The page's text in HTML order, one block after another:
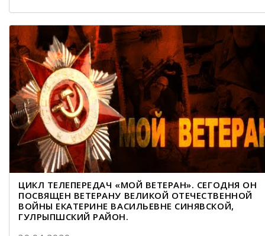
ЦИКЛ ТЕЛЕПЕРЕДАЧ «МОЙ ВЕТЕРАН». СЕГОДНЯ ОН
ПОСВЯЩЕН ВЕТЕРАНУ ВЕЛИКОЙ ОТЕЧЕСТВЕННОЙ
ВОЙНЫ ЕКАТЕРИНЕ ВАСИЛЬЕВНЕ СИНЯВСКОЙ,
ГУЛРЫПШСКИЙ РАЙОН.